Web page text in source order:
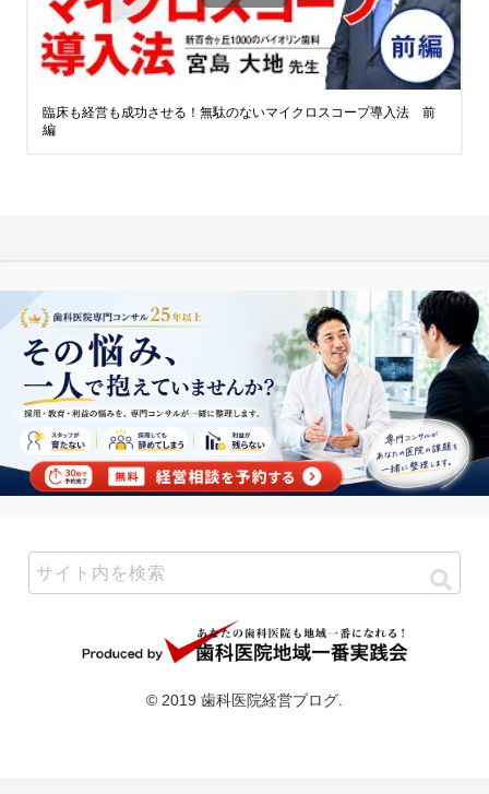
臨床も経営も成功させる！無駄のないマイクロスコープ導入法 前
編
© 2019 歯科医院経営ブログ.